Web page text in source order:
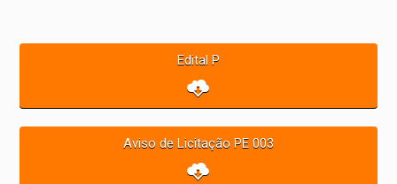
Edital P
Aviso de Licitação PE 003